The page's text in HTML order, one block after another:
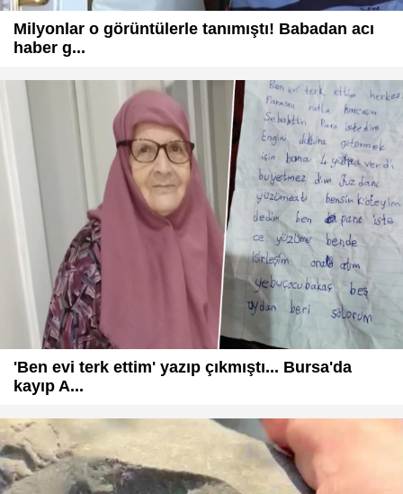
Milyonlar o görüntülerle tanımıştı! Babadan acı
haber g...
'Ben evi terk ettim' yazıp çıkmıştı... Bursa'da
kayıp A...